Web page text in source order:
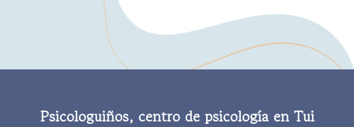
Psicologuiños, centro de psicología en Tui